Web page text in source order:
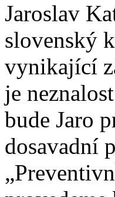
Jaroslav
slovenský
vynikající
je
bude Jaro
dosavadní